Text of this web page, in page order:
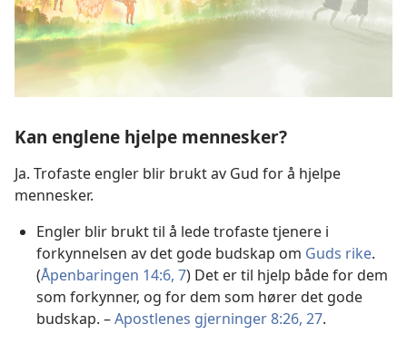
Kan englene hjelpe mennesker?
Ja. Trofaste engler blir brukt av Gud for å hjelpe
mennesker.
Engler blir brukt til å lede trofaste tjenere i
forkynnelsen av det gode budskap om Guds rike.
(Åpenbaringen 14:6, 7) Det er til hjelp både for dem
som forkynner, og for dem som hører det gode
budskap. –Apostlenes gjerninger 8:26, 27.